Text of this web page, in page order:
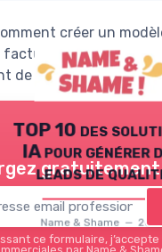
créer un
facture impayée afin
de vos paiements.
TOP 10 des
IA pour générer
leads de
Name & Shame — 2026
ce formulaire,